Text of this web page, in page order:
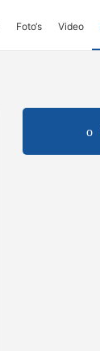
Foto‘s Video